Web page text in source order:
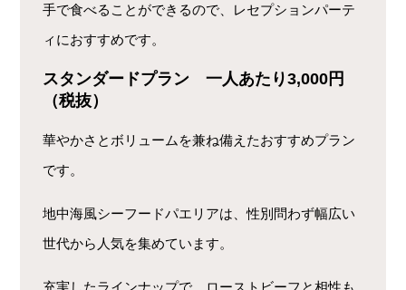
手で食べることができるので、レセプションパーテ
ィにおすすめです。
スタンダードプラン 一人あたり3,000円
（税抜）
華やかさとボリュームを兼ね備えたおすすめプラン
です。
地中海風シーフードパエリアは、性別問わず幅広い
世代から人気を集めています。
充実したラインナップで、ローストビーフと相性も